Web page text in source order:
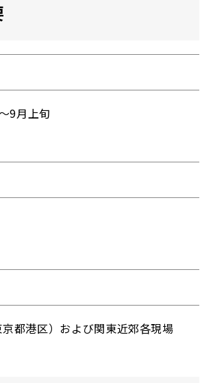
9月上旬
都港区）および関東近郊各現場